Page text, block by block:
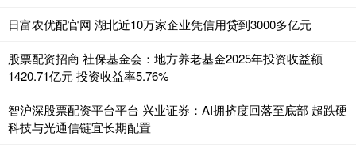
日富农优配官网 湖北近10万家企业凭信用贷到3000多亿元
股票配资招商 社保基金会：地方养老基金2025年投资收益额
1420.71亿元 投资收益率5.76%
智沪深股票配资平台平台 兴业证券：AI拥挤度回落至底部 超跌硬
科技与光通信链宜长期配置